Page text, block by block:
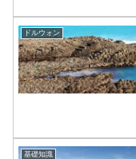
ドルウォン
基礎知識